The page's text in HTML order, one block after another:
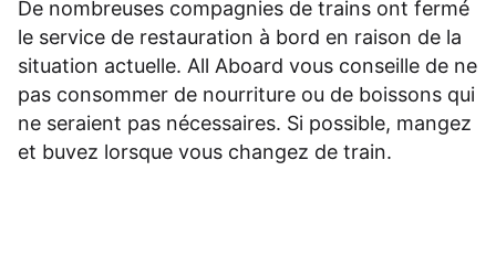
De nombreuses compagnies de trains ont fermé
le service de restauration à bord en raison de la
situation actuelle. All Aboard vous conseille de ne
pas consommer de nourriture ou de boissons qui
ne seraient pas nécessaires. Si possible, mangez
et buvez lorsque vous changez de train.